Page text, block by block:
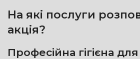
На які послуги
акція?
Професійна гігієна